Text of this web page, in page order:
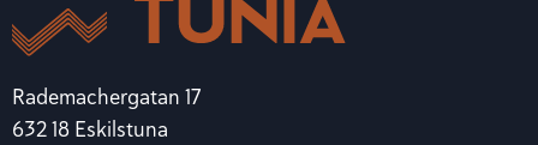
Rademachergatan 17
632 18 Eskilstuna